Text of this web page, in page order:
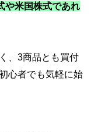
や米国株式であれ
、3商品とも買付
心者でも気軽に始